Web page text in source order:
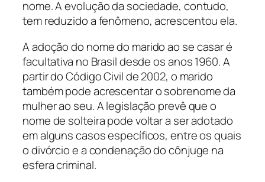
nome. A evolução da sociedade, contudo,
tem reduzido a fenômeno, acrescentou ela.
A adoção do nome do marido ao se casar é
facultativa no Brasil desde os anos 1960. A
partir do Código Civil de 2002, o marido
também pode acrescentar o sobrenome da
mulher ao seu. A legislação prevê que o
nome de solteira pode voltar a ser adotado
em alguns casos específicos, entre os quais
o divórcio e a condenação do cônjuge na
esfera criminal.